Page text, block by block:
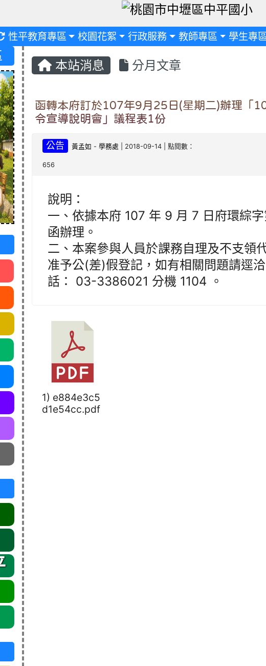
重新取得佈景設定
性平教育專區 校園花絮 行政服務 教師專區 學生專
本站消息 分月文章
函轉本府訂於107年9月25日(星期二)辦理「
令宣導說明會」議程表1份
公告 黃孟如 -學務處 | 2018-09-14 | 點閱數：
656
說明：
一、依據本府 107 年 9 月 7 日府環綜
函辦理。
二、本案參與人員於課務自理及不支領
准予公(差)假登記，如有相關問題請逕
話： 03-3386021 分機 1104 。
1) e884e3c5
d1e54cc.pdf